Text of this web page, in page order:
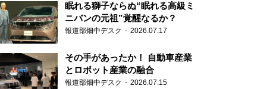
眠れる獅子ならぬ“眠れる高級ミ
ニバンの元祖”覚醒なるか？
報道部畑中デスク 2026.07.17
その手があったか！ 自動車産業
とロボット産業の融合
報道部畑中デスク 2026.07.15